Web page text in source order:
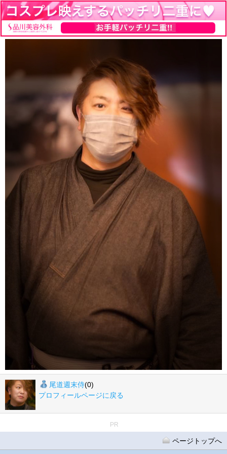
尾道週末侍(0)
プロフィールページに戻る
PR
ページトップへ